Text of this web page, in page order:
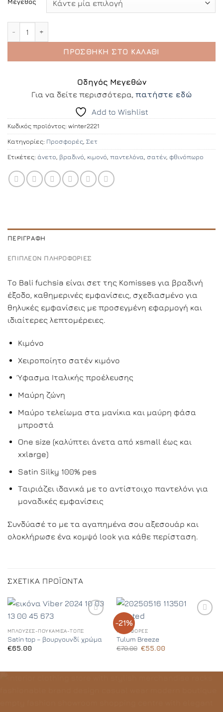
ΠΡΟΣΘΉΚΗ ΣΤΟ ΚΑΛΆΘΙ
Οδηγός Μεγεθών
Για να δείτε περισσότερα, πατήστε εδώ
Add to Wishlist
Κωδικός προϊόντος: winter2221
Κατηγορίες: Προσφορές Σετ
Ετικέτες: άνετο βραδινό κιμονό παντελόνα σατέν φθινόπωρο
ΠΕΡΙΓΡΑΦΉ
ΕΠΙΠΛΈΟΝ ΠΛΗΡΟΦΟΡΊΕΣ
Το Bali fuchsia είναι σετ της Komisses για βραδινή
έξοδο, καθημερινές εμφανίσεις, σχεδιασμένο για
θηλυκές εμφανίσεις με προσεγμένη εφαρμογή και
ιδιαίτερες λεπτομέρειες.
Κιμόνο
Χειροποίητο σατέν κιμόνο
Ύφασμα Ιταλικής προέλευσης
Μαύρη ζώνη
Μαύρο τελείωμα στα μανίκια και μαύρη φάσα
μπροστά
One size (καλύπτει άνετα από xsmall έως και
xxlarge)
Satin Silky 100% pes
Ταιριάζει ιδανικά με το αντίστοιχο παντελόνι για
μοναδικές εμφανίσεις
Συνδύασέ το με τα αγαπημένα σου αξεσουάρ και
ολοκλήρωσε ένα κομψό look για κάθε περίσταση.
ΣΧΕΤΙΚΆ ΠΡΟΪΌΝΤΑ
Wishlist
ΜΠΛΟΎΖΕΣ-ΠΟΥΚΆΜΙΣΑ-ΤΟΠΣ
Satin top – βουργουνδί χρώμα
€65.00
-21%
ΠΡΟΣΦΟΡΈΣ
Tulum Breeze
€70.00 Original
€55.00Η
€55.00.